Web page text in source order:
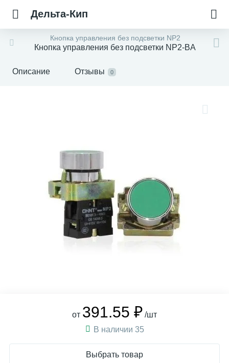
Дельта-Кип
Кнопка управления без подсветки NP2
Кнопка управления без подсветки NP2-BA
Описание Отзывы 0
от 391.55 ₽ /шт
В наличии 35
Выбрать товар